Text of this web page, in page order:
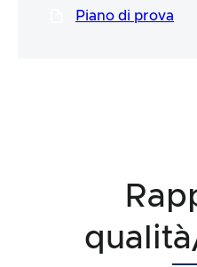
Piano di prova